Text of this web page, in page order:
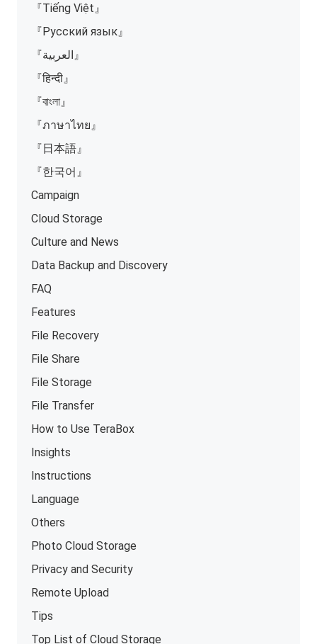
『Tiếng Việt』
『Русский язык』
『العربية』
『हिन्दी』
『বাংলা』
『ภาษาไทย』
『日本語』
『한국어』
Campaign
Cloud Storage
Culture and News
Data Backup and Discovery
FAQ
Features
File Recovery
File Share
File Storage
File Transfer
How to Use TeraBox
Insights
Instructions
Language
Others
Photo Cloud Storage
Privacy and Security
Remote Upload
Tips
Top List of Cloud Storage